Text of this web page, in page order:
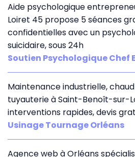
Aide psychologique
Loiret 45 propose 5 séances
confidentielles avec un
suicidaire, sous 24h
Soutien Psychologique Chef
Maintenance industrielle,
tuyauterie à Saint-Benoît-sur-
interventions rapides, devis
Usinage Tournage Orléans
Agence web à Orléans